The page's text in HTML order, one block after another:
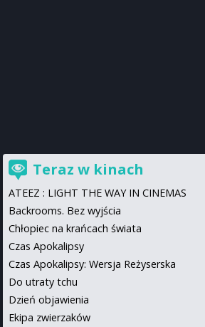
Teraz w kinach
ATEEZ : LIGHT THE WAY IN CINEMAS
Backrooms. Bez wyjścia
Chłopiec na krańcach świata
Czas Apokalipsy
Czas Apokalipsy: Wersja Reżyserska
Do utraty tchu
Dzień objawienia
Ekipa zwierzaków